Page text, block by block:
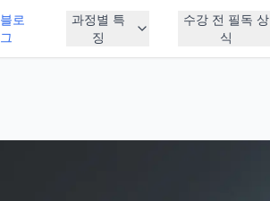
블로
그
과정별 특
징
수강 전 필독 상
식